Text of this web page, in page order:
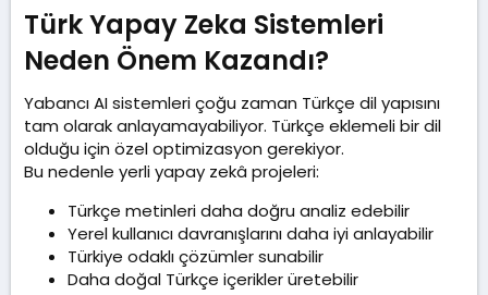
Türk Yapay Zeka Sistemleri
Neden Önem Kazandı?​
Yabancı AI sistemleri çoğu zaman Türkçe dil yapısını
tam olarak anlayamayabiliyor. Türkçe eklemeli bir dil
olduğu için özel optimizasyon gerekiyor.
Bu nedenle yerli yapay zekâ projeleri:
Türkçe metinleri daha doğru analiz edebilir
Yerel kullanıcı davranışlarını daha iyi anlayabilir
Türkiye odaklı çözümler sunabilir
Daha doğal Türkçe içerikler üretebilir